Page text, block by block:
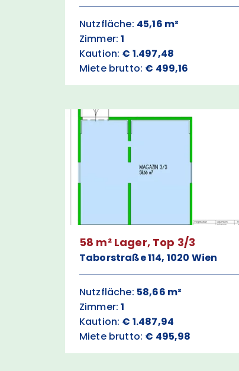
Nutzfläche: 45,16 m²
Zimmer:1
Kaution: € 1.497,48
Miete brutto: € 499,16
58 m² Lager, Top 3/3
Taborstraße 114, 1020 Wien
Nutzfläche: 58,66 m²
Zimmer:1
Kaution: € 1.487,94
Miete brutto: € 495,98